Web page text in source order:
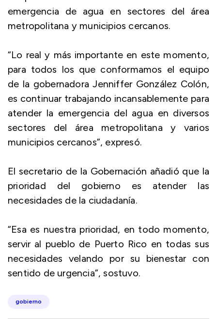
emergencia de agua en sectores del área
metropolitana y municipios cercanos.
“Lo real y más importante en este momento,
para todos los que conformamos el equipo
de la gobernadora Jenniffer González Colón,
es continuar trabajando incansablemente para
atender la emergencia del agua en diversos
sectores del área metropolitana y varios
municipios cercanos”, expresó.
El secretario de la Gobernación añadió que la
prioridad del gobierno es atender las
necesidades de la ciudadanía.
“Esa es nuestra prioridad, en todo momento,
servir al pueblo de Puerto Rico en todas sus
necesidades velando por su bienestar con
sentido de urgencia”, sostuvo.
gobierno